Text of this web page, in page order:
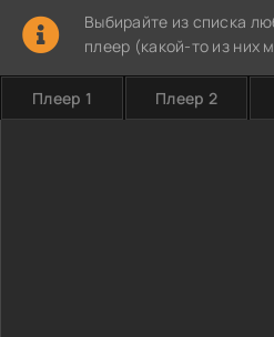
Выбирайте из списка
плеер (какой-то из них
Плеер 1 Плеер 2